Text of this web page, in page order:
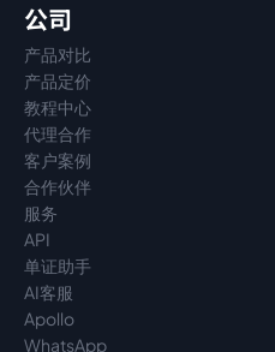
公司
产品对比
产品定价
教程中心
代理合作
客户案例
合作伙伴
服务
API
单证助手
AI客服
Apollo
WhatsApp